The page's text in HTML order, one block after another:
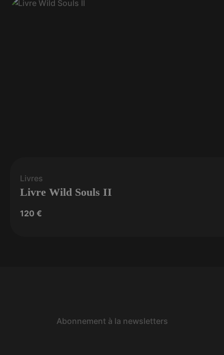
Livres
Livre Wild Souls II
120 €
Abonnement à la newsletters